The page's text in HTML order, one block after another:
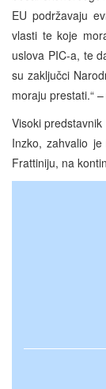
EU podržavaju
vlasti te koje
uslova PIC-a, te
su zaključci
moraju prestati.“
Visoki
Inzko, zahvalio
Frattiniju, na